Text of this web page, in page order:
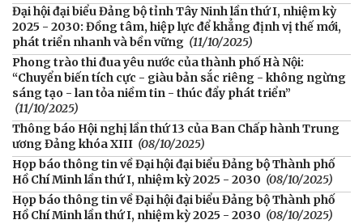
Đại hội đại biểu Đảng bộ tỉnh Tây Ninh lần thứ I, nhiệm kỳ
2025 - 2030: Đồng tâm, hiệp lực để khẳng định vị thế mới,
phát triển nhanh và bền vững (11/10/2025)
Phong trào thi đua yêu nước của thành phố Hà Nội:
“Chuyển biến tích cực - giàu bản sắc riêng - không ngừng
sáng tạo - lan tỏa niềm tin - thúc đẩy phát triển”
(11/10/2025)
Thông báo Hội nghị lần thứ 13 của Ban Chấp hành Trung
ương Đảng khóa XIII (08/10/2025)
Họp báo thông tin về Đại hội đại biểu Đảng bộ Thành phố
Hồ Chí Minh lần thứ I, nhiệm kỳ 2025 - 2030 (08/10/2025)
Họp báo thông tin về Đại hội đại biểu Đảng bộ Thành phố
Hồ Chí Minh lần thứ I, nhiệm kỳ 2025 - 2030 (08/10/2025)